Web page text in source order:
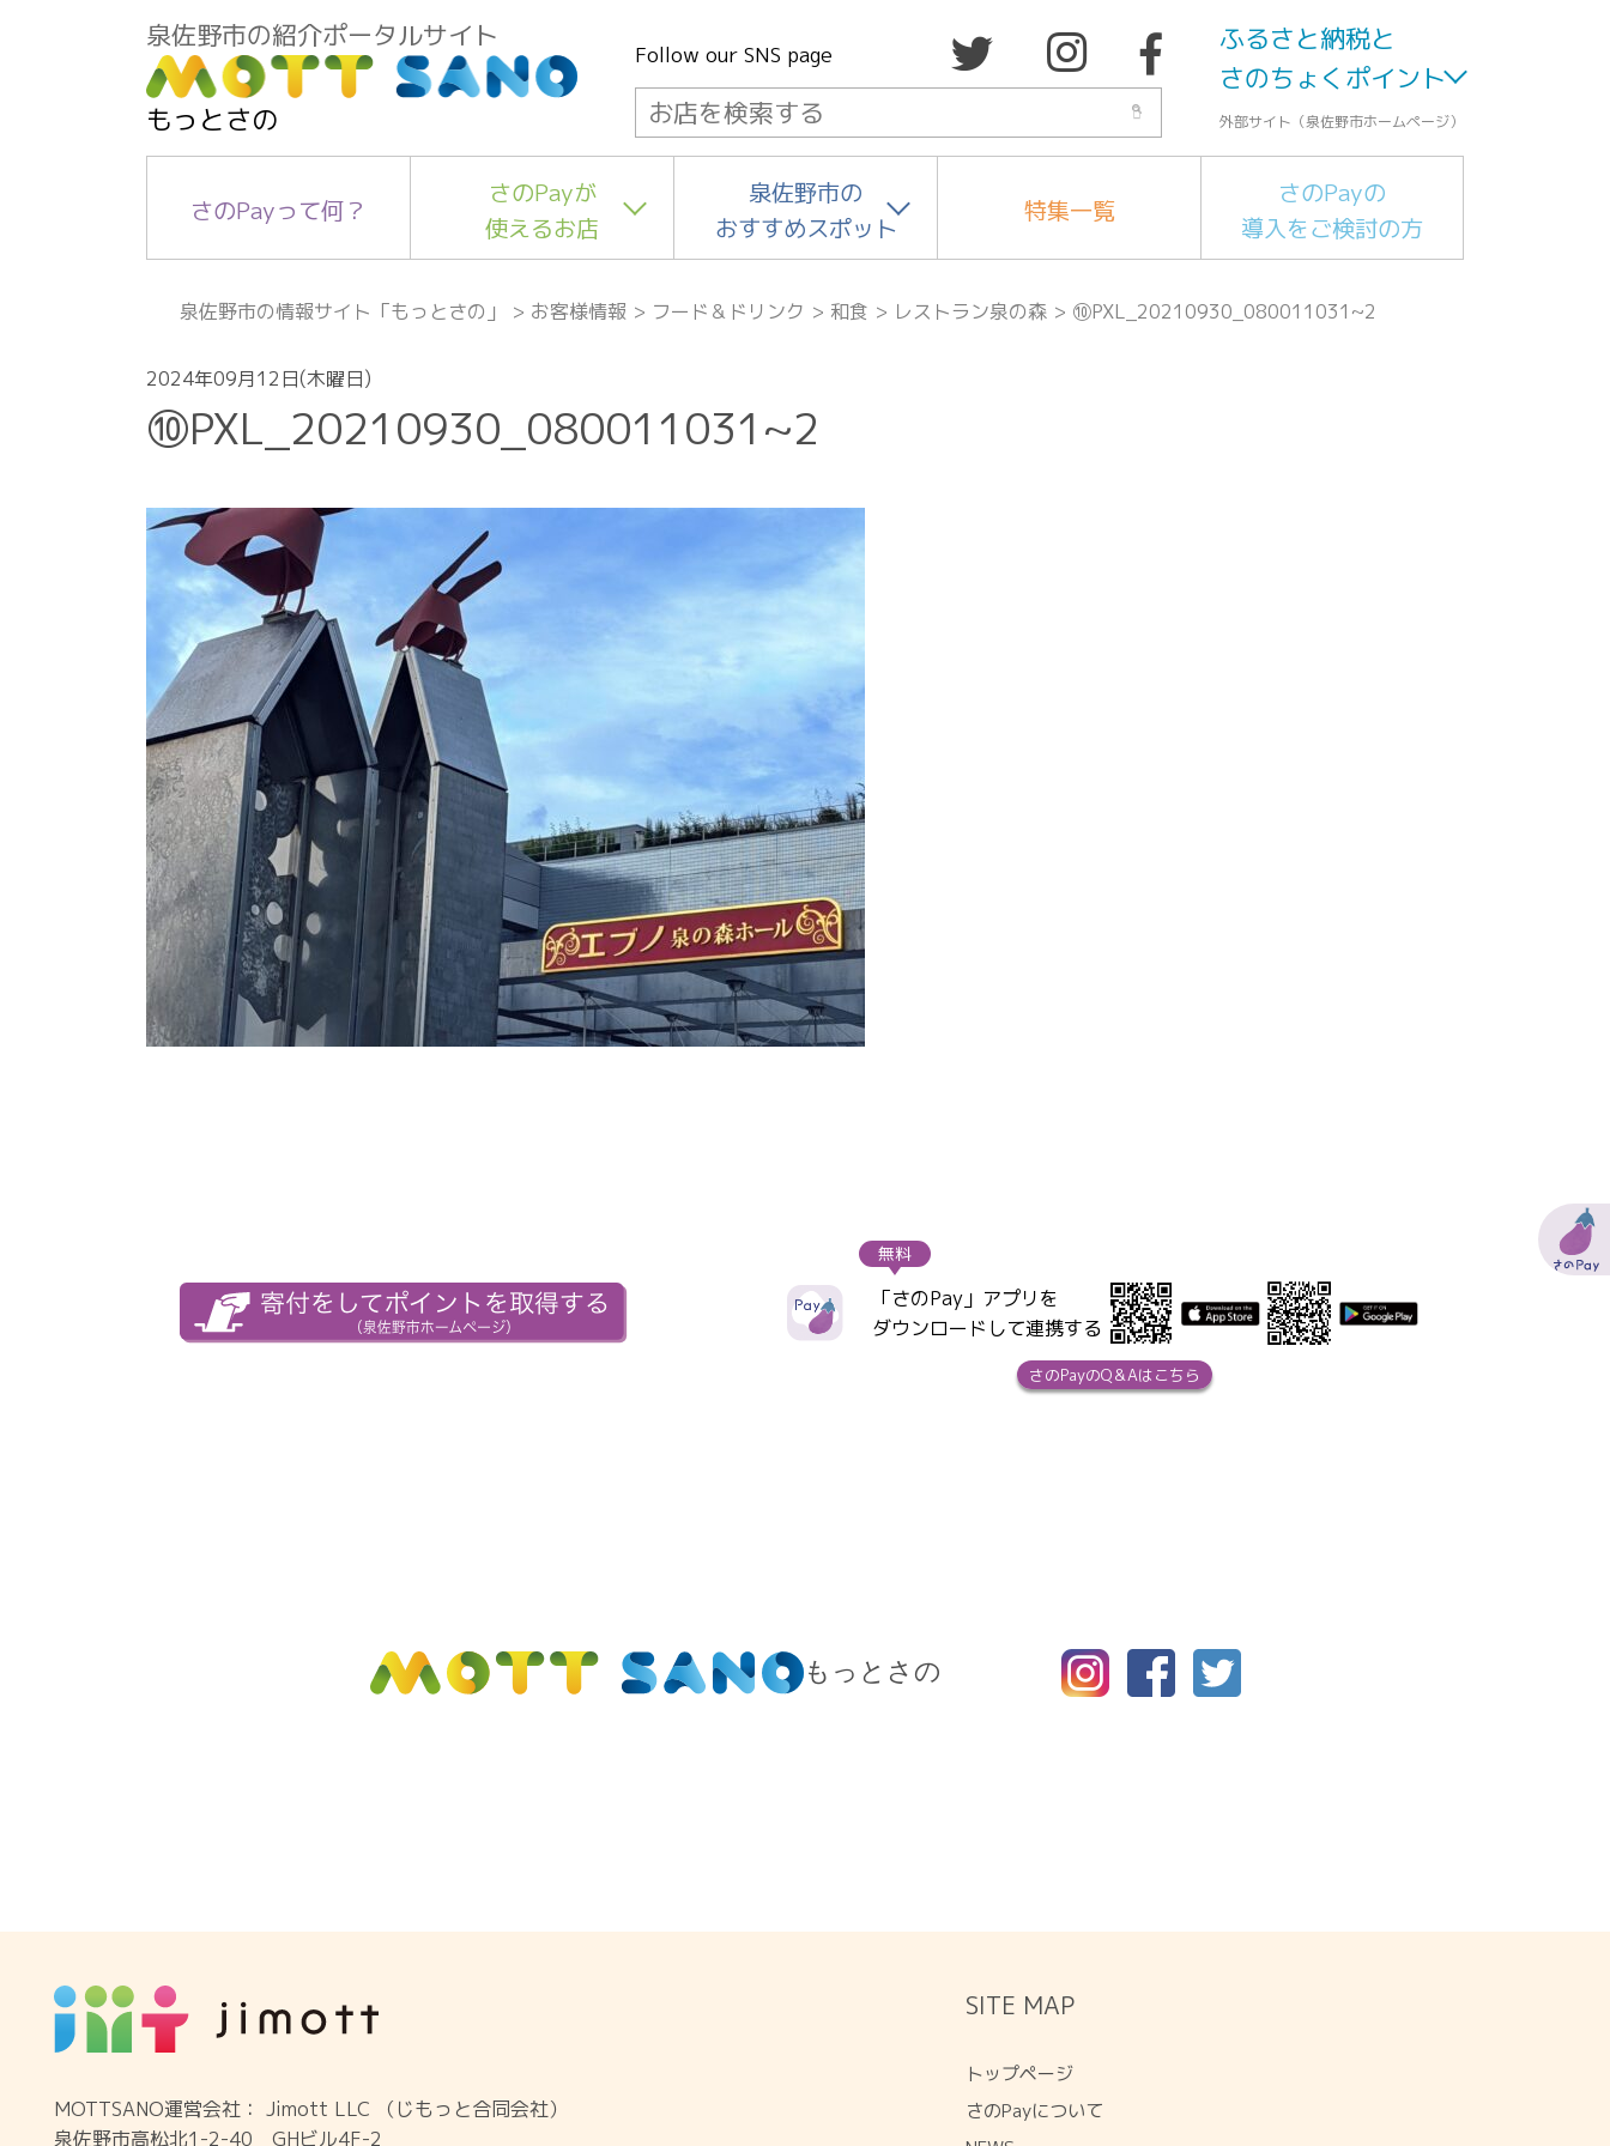
泉佐野市の紹介ポータルサイト
もっとさの
Follow our SNS page
ふるさと納税と
さのちょくポイント
外部サイト（泉佐野市ホームページ）
さのPayって何？
さのPayが
使えるお店
泉佐野市の
おすすめスポット
特集一覧
さのPayの
導入をご検討の方
泉佐野市の情報サイト「もっとさの」 > お客様情報 > フード＆ドリンク > 和食 > レストラン泉の森 > ⑩PXL_20210930_080011031~2
2024年09月12日(木曜日)
⑩PXL_20210930_080011031~2
「さのPay」アプリを
ダウンロードして連携する
無料
さのPayのQ＆Aはこちら
もっとさの
MOTTSANO運営会社： Jimott LLC （じもっと合同会社）
泉佐野市高松北1-2-40 GHビル4F-2
SITE MAP
トップページ
さのPayについて